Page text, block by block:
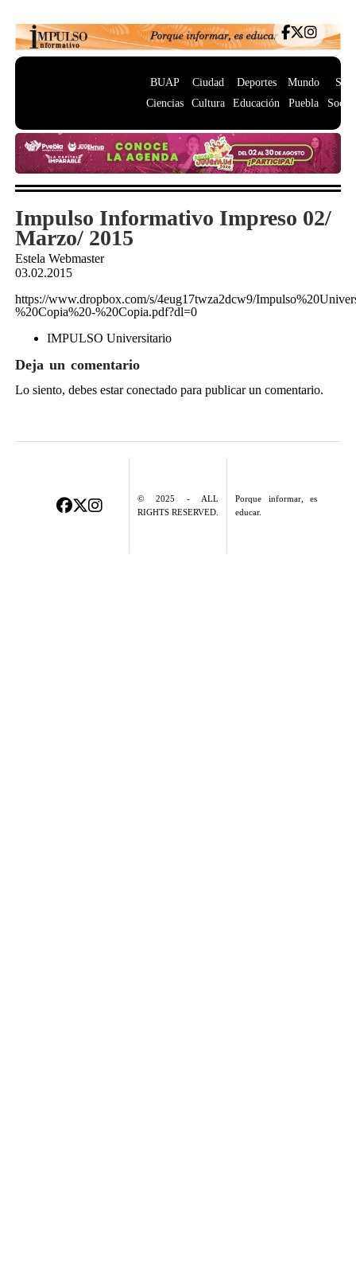
BUAP
Ciencias
Ciudad
Cultura
Deportes
Educación
Mundo
Puebla
Impulso Informativo Impreso 02/
Marzo/ 2015
Estela Webmaster
03.02.2015
https://www.dropbox.com/s/4eug17twza2dcw9/
%20Copia%20-%20Copia.pdf?dl=0
IMPULSO Universitario
Deja un comentario
Lo siento, debes estarconectadopara publicar un comentario.
© 2025 - ALL
RIGHTS RESERVED.
Porque informar, es
educar.